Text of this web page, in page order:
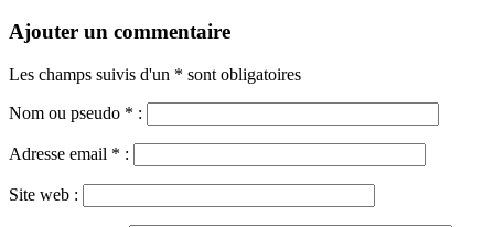
Ajouter un commentaire
Les champs suivis d'un * sont obligatoires
Nom ou pseudo * :
Adresse email * :
Site web :